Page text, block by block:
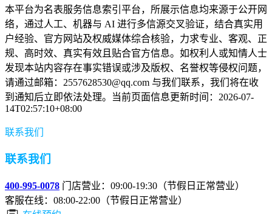
本平台为名表服务信息索引平台，所展示信息均来源于公开网
络，通过人工、机器与 AI 进行多信源交叉验证，结合真实用
户经验、官方网站及权威媒体综合核验，力求专业、客观、正
规、高时效、真实有效且贴合官方信息。如权利人或知情人士
发现本站内容存在事实错误或涉及版权、名誉权等侵权问题，
请通过邮箱：2557628530@qq.com 与我们联系，我们将在收
到通知后立即依法处理。当前页面信息更新时间：2026-07-
14T02:57:10+08:00
联系我们
联系我们
400-995-0078 门店营业：09:00-19:30（节假日正常营业）
客服在线：08:00-22:00（节假日正常营业）